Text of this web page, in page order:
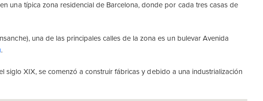
una típica zona residencial de Barcelona, donde por cada tres casas de
una de las principales calles de la zona es un bulevar Avenida
.
siglo XIX, se comenzó a construir fábricas y debido a una industrialización